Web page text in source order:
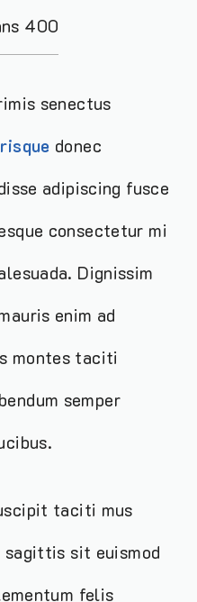
400
senectus
donec
adipiscing fusce
consectetur mi
Dignissim
enim ad
montes taciti
semper
taciti mus
sit euismod
felis